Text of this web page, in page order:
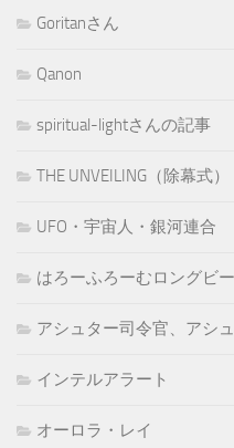
Goritanさん
Qanon
spiritual-lightさんの記事
THE UNVEILING（除幕式）
UFO・宇宙人・銀河連合
はろーふろーむロングビ
アシュター司令官、アシ
インテルアラート
オーロラ・レイ